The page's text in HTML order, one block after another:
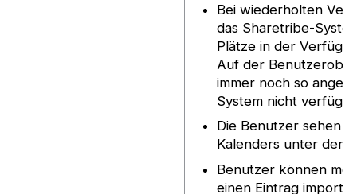
Bei wiederholten
das Sharetribe-
Plätze in der
Auf der
immer noch so
System nicht
Die Benutzer sehen
Kalenders unter der
Benutzer können
einen Eintrag